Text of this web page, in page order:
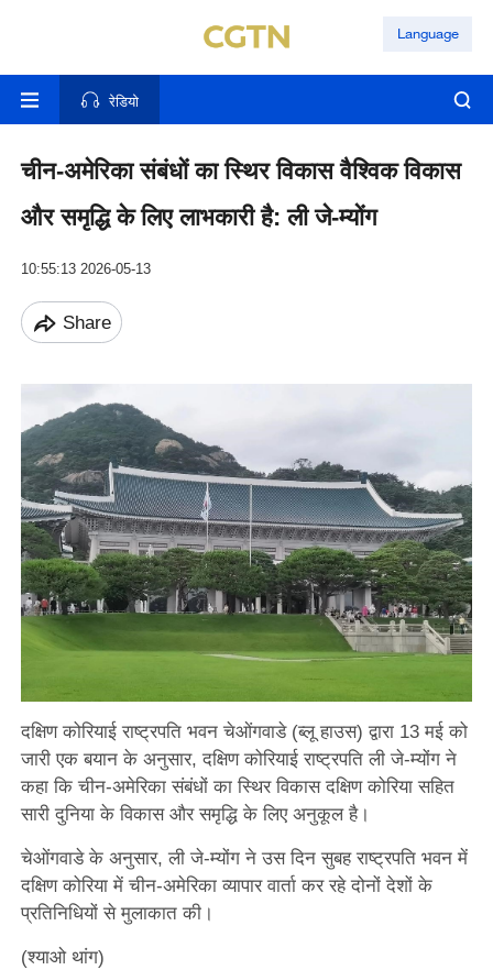
Language
रेडियो
चीन-अमेरिका संबंधों का स्थिर विकास वैश्विक विकास
और समृद्धि के लिए लाभकारी है: ली जे-म्योंग
10:55:13 2026-05-13
Share
दक्षिण कोरियाई राष्ट्रपति भवन चेओंगवाडे (ब्लू हाउस) द्वारा 13 मई को
जारी एक बयान के अनुसार, दक्षिण कोरियाई राष्ट्रपति ली जे-म्योंग ने
कहा कि चीन-अमेरिका संबंधों का स्थिर विकास दक्षिण कोरिया सहित
सारी दुनिया के विकास और समृद्धि के लिए अनुकूल है।
चेओंगवाडे के अनुसार, ली जे-म्योंग ने उस दिन सुबह राष्ट्रपति भवन में
दक्षिण कोरिया में चीन-अमेरिका व्यापार वार्ता कर रहे दोनों देशों के
प्रतिनिधियों से मुलाकात की।
(श्याओ थांग)